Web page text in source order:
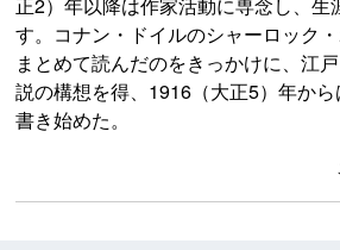
正2）年以降は作家活動に専念し、生
す。コナン・ドイルのシャーロック
まとめて読んだのをきっかけに、江
説の構想を得、1916（大正5）年か
書き始めた。